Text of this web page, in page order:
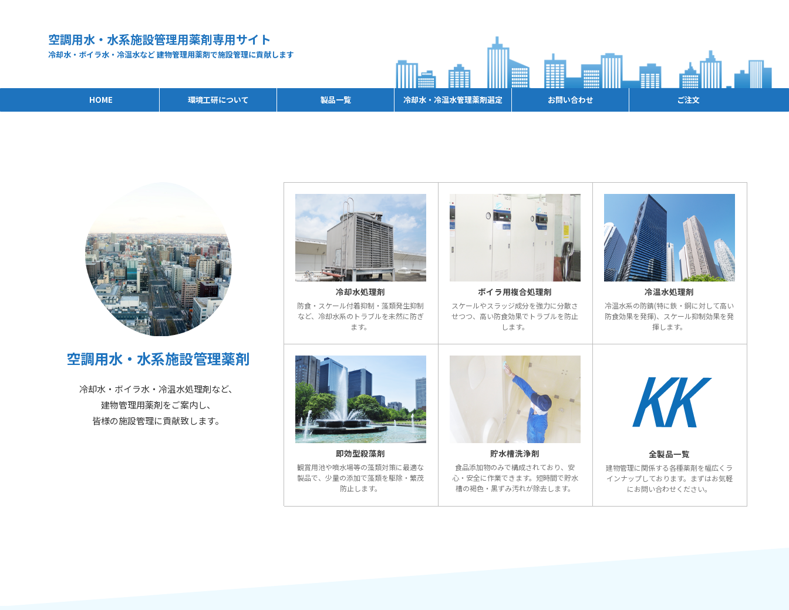
空調用水・水系施設管理用薬剤専用サイト
冷却水・ボイラ水・冷温水など 建物管理用薬剤で施設管理に貢献します
HOME 環境工研について 製品一覧 冷却水・冷温水管理薬剤選定 お問い合わせ ご注文
空調用水・水系施設管理薬剤
冷却水・ボイラ水・冷温水処理剤など、
建物管理用薬剤をご案内し、
皆様の施設管理に貢献致します。
冷却水処理剤
防食・スケール付着抑制・藻類発生抑制
など、冷却水系のトラブルを未然に防ぎ
ます。
ボイラ用複合処理剤
スケールやスラッジ成分を強力に分散さ
せつつ、高い防食効果でトラブルを防止
します。
冷温水処理剤
冷温水系の防錆(特に鉄・銅に対して高い
防食効果を発揮)、スケール抑制効果を発
揮します。
即効型殺藻剤
観賞用池や噴水場等の藻類対策に最適な
製品で、少量の添加で藻類を駆除・繁茂
防止します。
貯水槽洗浄剤
食品添加物のみで構成されており、安
心・安全に作業できます。短時間で貯水
槽の褐色・黒ずみ汚れが除去します。
全製品一覧
建物管理に関係する各種薬剤を幅広くラ
インナップしております。まずはお気軽
にお問い合わせください。